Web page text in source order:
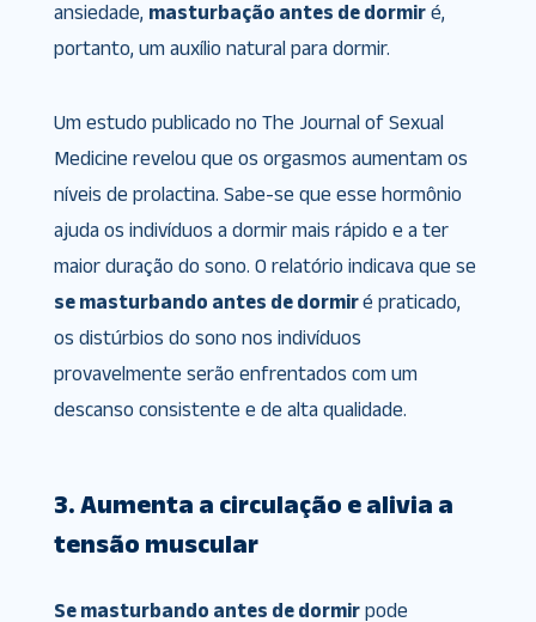
ansiedade, masturbação antes de dormiré,
portanto, um auxílio natural para dormir.
Um estudo publicado no The Journal of Sexual
Medicine revelou que os orgasmos aumentam os
níveis de prolactina. Sabe-se que esse hormônio
ajuda os indivíduos a dormir mais rápido e a ter
maior duração do sono. O relatório indicava que se
se masturbando antes de dormiré praticado,
os distúrbios do sono nos indivíduos
provavelmente serão enfrentados com um
descanso consistente e de alta qualidade.
3. Aumenta a circulação e alivia a
tensão muscular
Se masturbando antes de dormirpode